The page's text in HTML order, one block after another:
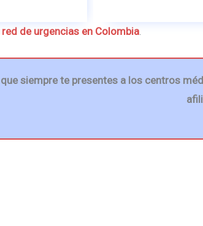
red de urgencias en Colombia.
siempre te presentes a los centros